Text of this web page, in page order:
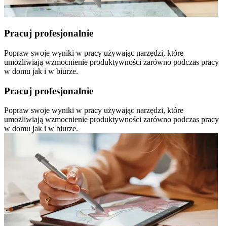
Pracuj profesjonalnie
Popraw swoje wyniki w pracy używając narzędzi, które
umożliwiają wzmocnienie produktywności zarówno podczas pracy
w domu jak i w biurze.
Pracuj profesjonalnie
Popraw swoje wyniki w pracy używając narzędzi, które
umożliwiają wzmocnienie produktywności zarówno podczas pracy
w domu jak i w biurze.